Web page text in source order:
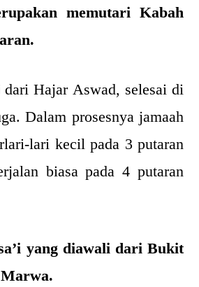
memutari Kabah
Hajar Aswad, selesai di
Dalam prosesnya jamaah
lari kecil pada 3 putaran
biasa pada 4 putaran
yang diawali dari Bukit